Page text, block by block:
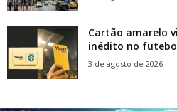
Cartão amarelo
inédito no
3 de agosto de 2026